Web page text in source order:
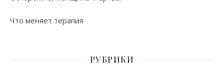
Что меняет терапия
РУБРИКИ